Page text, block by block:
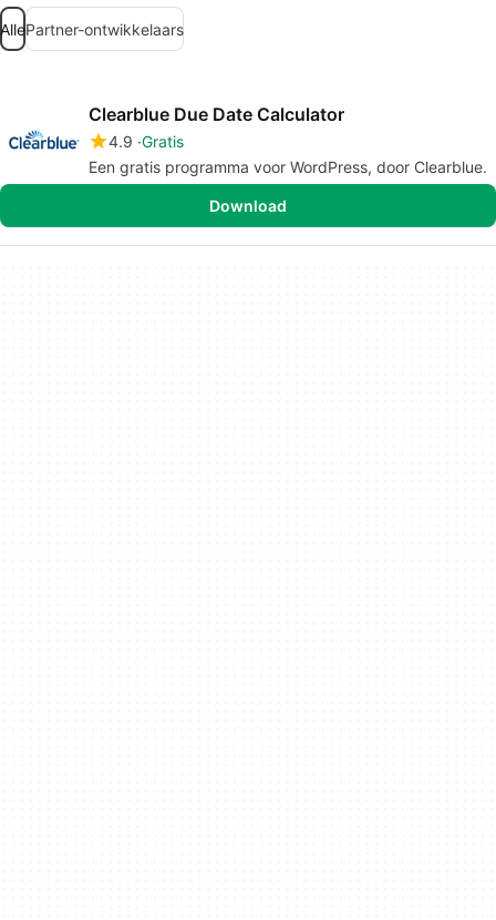
AllePartner-ontwikkelaars
Clearblue Due Date Calculator
4.9 Gratis
Een gratis programma voor WordPress, door Clearblue.
Download